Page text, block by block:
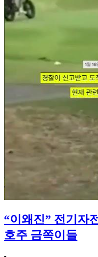
“이왜진” 전기자
호주 금쪽이들